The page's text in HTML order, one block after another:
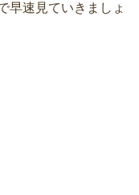
早速見ていきましょ